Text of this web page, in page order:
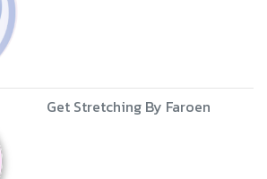
Get Stretching By Faroen